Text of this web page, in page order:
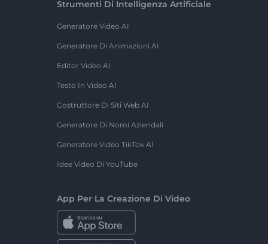
Strumenti Di Intelligenza Artificiale
Generatore Video AI
Generatore Di Animazioni AI
Editor Video AI
Testo In Video AI
Costruttore Di Siti Web AI
Generatore Di Nomi Aziendali
Generatore Video TikTok AI
Idee Video Di YouTube
App Per La Creazione Di Video